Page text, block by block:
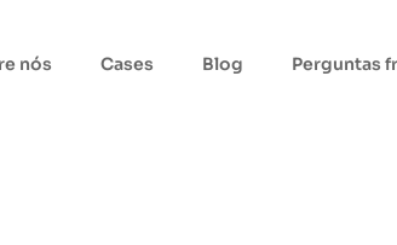
nós Cases Blog Perguntas